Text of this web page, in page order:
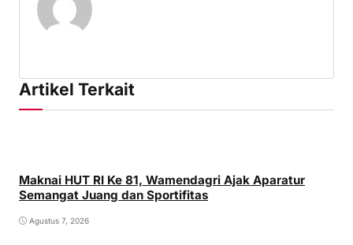
Artikel Terkait
Maknai HUT RI Ke 81, Wamendagri Ajak Aparatur
Semangat Juang dan Sportifitas
Agustus 7, 2026